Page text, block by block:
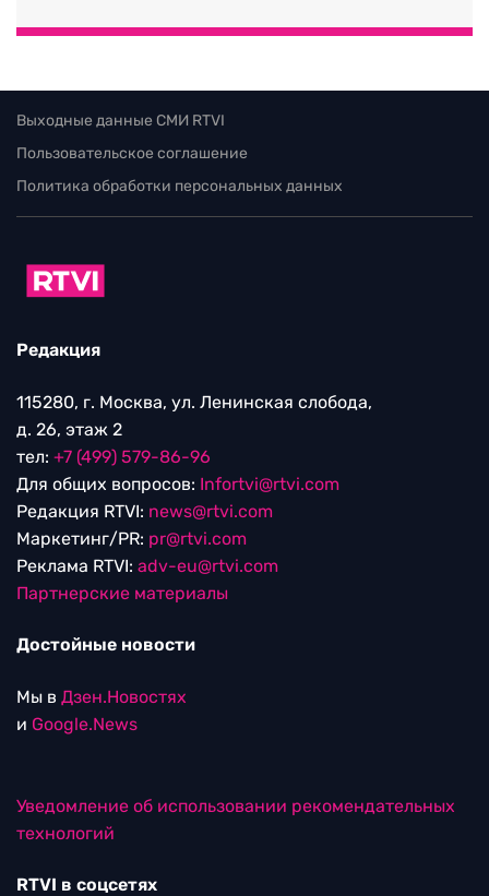
Выходные данные СМИ RTVI
Пользовательское соглашение
Политика обработки персональных данных
Редакция
115280, г. Москва, ул. Ленинская слобода,
д. 26, этаж 2
тел: +7 (499) 579-86-96
Для общих вопросов: Infortvi@rtvi.com
Редакция RTVI: news@rtvi.com
Маркетинг/PR: pr@rtvi.com
Реклама RTVI: adv-eu@rtvi.com
Партнерские материалы
Достойные новости
Мы в Дзен.Новостях
и Google.News
Уведомление об использовании рекомендательных
технологий
RTVI в соцсетях